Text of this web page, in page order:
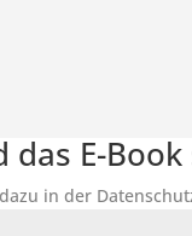
E-Book
in der